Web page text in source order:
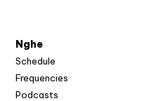
Nghe
Schedule
Frequencies
Podcasts